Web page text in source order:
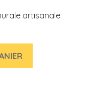
artisanale